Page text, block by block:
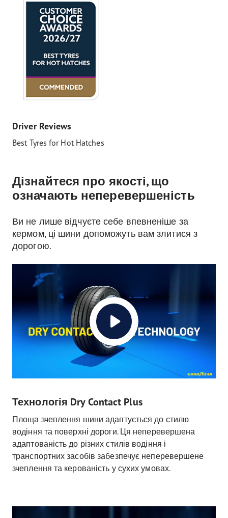
Driver Reviews
Best Tyres for Hot Hatches
Дізнайтеся про якості, що
означають неперевершеність
Ви не лише відчуєте себе впевненіше за
кермом, ці шини допоможуть вам злитися з
дорогою.
Технологія Dry Contact Plus
Площа зчеплення шини адаптується до стилю
водіння та поверхні дороги. Ця неперевершена
адаптованість до різних стилів водіння і
транспортних засобів забезпечує неперевершене
зчеплення та керованість у сухих умовах.